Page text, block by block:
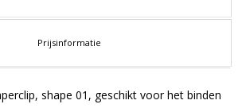
Prijsinformatie
shape 01, geschikt voor het binden